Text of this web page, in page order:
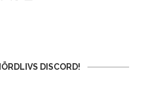
DISCORD!